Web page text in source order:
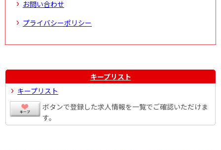
お問い合わせ
プライバシーポリシー
キープリスト
キープリスト
ボタンで登録した求人情報を一覧でご確認いただけま
す。